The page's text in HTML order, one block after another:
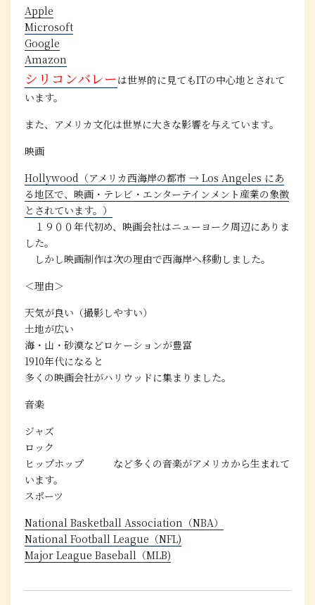
Apple
Microsoft
Google
Amazon
シリコンバレーは世界的に見てもITの中心地とされて
います。
また、アメリカ文化は世界に大きな影響を与えています。
映画
Hollywood（アメリカ西海岸の都市 → Los Angeles にあ
る地区で、映画・テレビ・エンターテインメント産業の象徴
とされています。）
１９００年代初め、映画会社はニューヨーク周辺にありま
した。
しかし映画制作は次の理由で西海岸へ移動しました。
＜理由＞
天気が良い（撮影しやすい）
土地が広い
海・山・砂漠などロケーションが豊富
1910年代になると
多くの映画会社がハリウッドに集まりました。
音楽
ジャズ
ロック
ヒップホップ など多くの音楽がアメリカから生まれて
います。
スポーツ
National Basketball Association（NBA）
National Football League（NFL)
Major League Baseball（MLB)